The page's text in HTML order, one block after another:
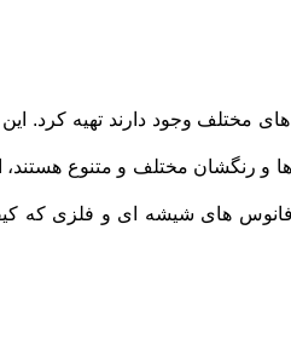
مختلف وجود دارند تهیه کرد.
مختلف و متنوع هستند،
های شیشه ای و فلزی که